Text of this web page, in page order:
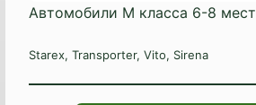
Автомобили М класса 6-8 мест
Starex, Transporter, Vito, Sirena